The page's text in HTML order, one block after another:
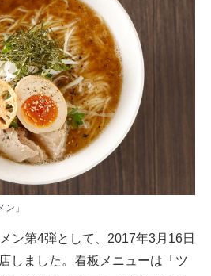
」
ン第4弾として、2017年3月16日
しました。看板メニューは「ツ